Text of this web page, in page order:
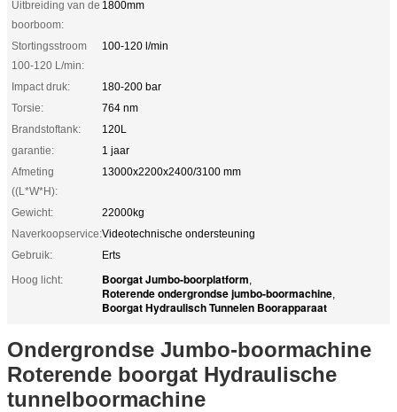
Uitbreiding van de
boorboom:
1800mm
Stortingsstroom
100-120 L/min:
100-120 l/min
Impact druk:
180-200 bar
Torsie:
764 nm
Brandstoftank:
120L
garantie:
1 jaar
Afmeting
((L*W*H):
13000x2200x2400/3100 mm
Gewicht:
22000kg
Naverkoopservice:Videotechnische ondersteuning
Gebruik:
Erts
Hoog licht:
Boorgat Jumbo-boorplatform,
Roterende ondergrondse jumbo-boormachine,
Boorgat Hydraulisch Tunnelen Boorapparaat
Ondergrondse Jumbo-boormachine
Roterende boorgat Hydraulische
tunnelboormachine